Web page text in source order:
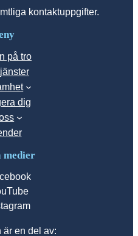
kontaktuppgifter.
på tro
dig
medier
är en del av: